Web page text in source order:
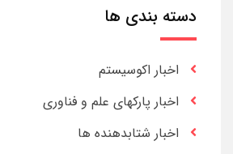
دسته بندی ها
اخبار اکوسیستم
اخبار پارکهای علم و فناوری
اخبار شتابدهنده ها